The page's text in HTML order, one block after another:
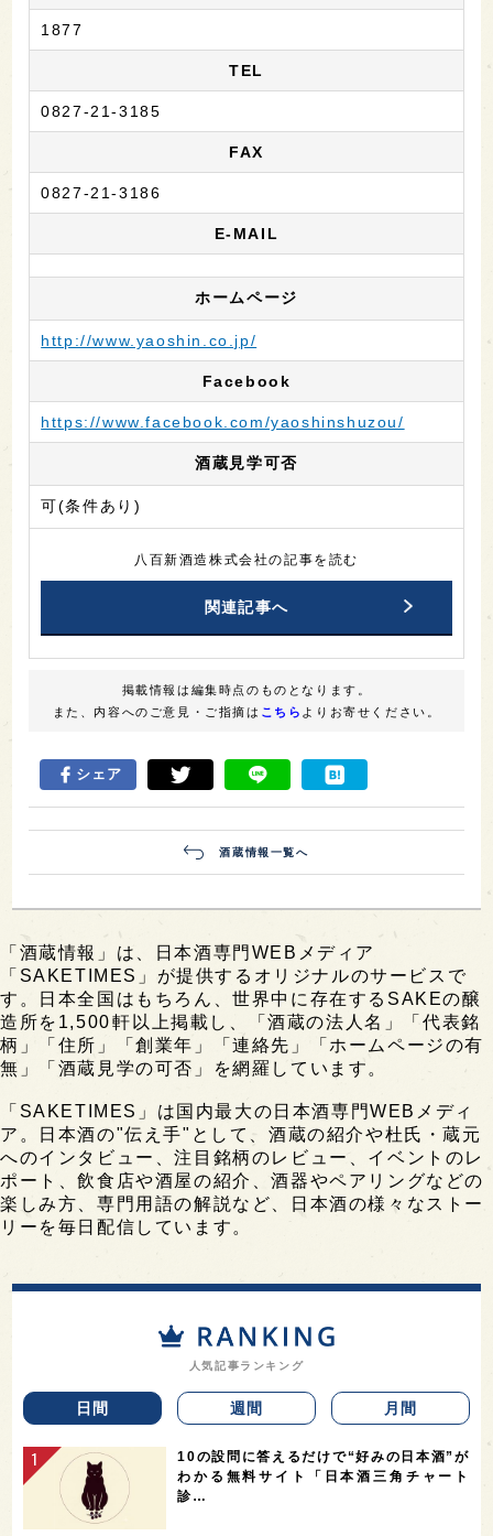
1877
TEL
0827-21-3185
FAX
0827-21-3186
E-MAIL
ホームページ
http://www.yaoshin.co.jp/
Facebook
https://www.facebook.com/yaoshinshuzou/
酒蔵見学可否
可(条件あり)
八百新酒造株式会社の記事を読む
関連記事へ
掲載情報は編集時点のものとなります。
また、内容へのご意見・ご指摘は こちら よりお寄せください。
シェア
酒蔵情報一覧へ
「酒蔵情報」は、日本酒専門WEBメディア
「SAKETIMES」が提供するオリジナルのサービスで
す。日本全国はもちろん、世界中に存在するSAKEの醸
造所を1,500軒以上掲載し、「酒蔵の法人名」「代表銘
柄」「住所」「創業年」「連絡先」「ホームページの有
無」「酒蔵見学の可否」を網羅しています。
「SAKETIMES」は国内最大の日本酒専門WEBメディ
ア。日本酒の"伝え手"として、酒蔵の紹介や杜氏・蔵元
へのインタビュー、注目銘柄のレビュー、イベントのレ
ポート、飲食店や酒屋の紹介、酒器やペアリングなどの
楽しみ方、専門用語の解説など、日本酒の様々なストー
リーを毎日配信しています。
人気記事ランキング
日間 週間 月間
10の設問に答えるだけで“好みの日本酒”が
わかる無料サイト「日本酒三角チャート
診…